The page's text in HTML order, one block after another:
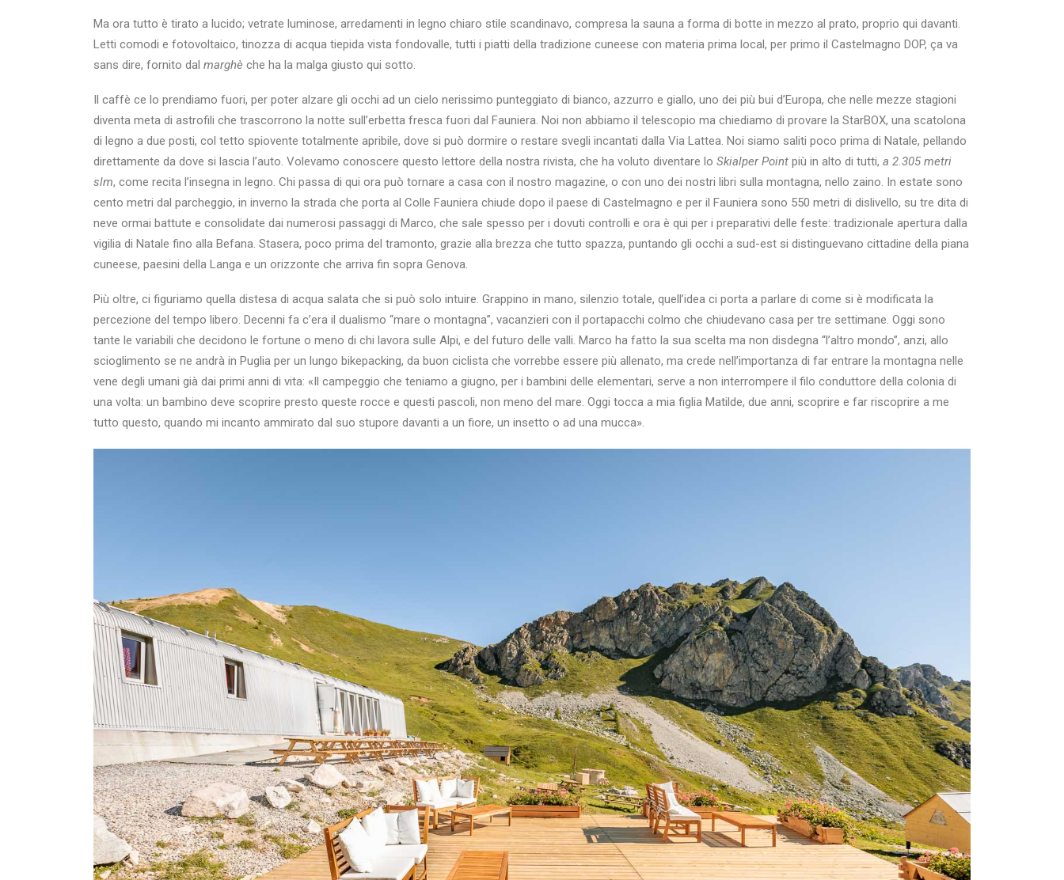
Ma ora tutto è tirato a lucido; vetrate luminose, arredamenti in legno chiaro stile scandinavo, compresa la sauna a forma di botte in mezzo al prato, proprio qui davanti.
Letti comodi e fotovoltaico, tinozza di acqua tiepida vista fondovalle, tutti i piatti della tradizione cuneese con materia prima local, per primo il Castelmagno DOP, ça va
sans dire, fornito dal marghè che ha la malga giusto qui sotto.
Il caffè ce lo prendiamo fuori, per poter alzare gli occhi ad un cielo nerissimo punteggiato di bianco, azzurro e giallo, uno dei più bui d’Europa, che nelle mezze stagioni
diventa meta di astrofili che trascorrono la notte sull’erbetta fresca fuori dal Fauniera. Noi non abbiamo il telescopio ma chiediamo di provare la StarBOX, una scatolona
di legno a due posti, col tetto spiovente totalmente apribile, dove si può dormire o restare svegli incantati dalla Via Lattea. Noi siamo saliti poco prima di Natale, pellando
direttamente da dove si lascia l’auto. Volevamo conoscere questo lettore della nostra rivista, che ha voluto diventare lo Skialper Point più in alto di tutti, a 2.305 metri
slm, come recita l’insegna in legno. Chi passa di qui ora può tornare a casa con il nostro magazine, o con uno dei nostri libri sulla montagna, nello zaino. In estate sono
cento metri dal parcheggio, in inverno la strada che porta al Colle Fauniera chiude dopo il paese di Castelmagno e per il Fauniera sono 550 metri di dislivello, su tre dita di
neve ormai battute e consolidate dai numerosi passaggi di Marco, che sale spesso per i dovuti controlli e ora è qui per i preparativi delle feste: tradizionale apertura dalla
vigilia di Natale fino alla Befana. Stasera, poco prima del tramonto, grazie alla brezza che tutto spazza, puntando gli occhi a sud-est si distinguevano cittadine della piana
cuneese, paesini della Langa e un orizzonte che arriva fin sopra Genova.
Più oltre, ci figuriamo quella distesa di acqua salata che si può solo intuire. Grappino in mano, silenzio totale, quell’idea ci porta a parlare di come si è modificata la
percezione del tempo libero. Decenni fa c’era il dualismo “mare o montagna”, vacanzieri con il portapacchi colmo che chiudevano casa per tre settimane. Oggi sono
tante le variabili che decidono le fortune o meno di chi lavora sulle Alpi, e del futuro delle valli. Marco ha fatto la sua scelta ma non disdegna “l’altro mondo”, anzi, allo
scioglimento se ne andrà in Puglia per un lungo bikepacking, da buon ciclista che vorrebbe essere più allenato, ma crede nell’importanza di far entrare la montagna nelle
vene degli umani già dai primi anni di vita: «Il campeggio che teniamo a giugno, per i bambini delle elementari, serve a non interrompere il filo conduttore della colonia di
una volta: un bambino deve scoprire presto queste rocce e questi pascoli, non meno del mare. Oggi tocca a mia figlia Matilde, due anni, scoprire e far riscoprire a me
tutto questo, quando mi incanto ammirato dal suo stupore davanti a un fiore, un insetto o ad una mucca».